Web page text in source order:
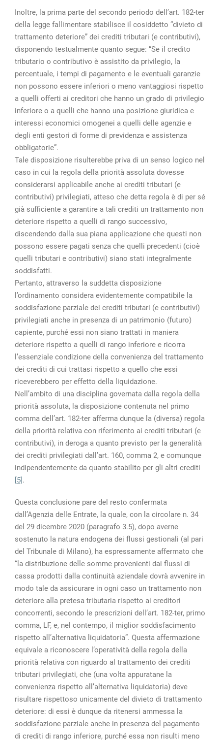
Inoltre, la prima parte del secondo periodo dell’art. 182-ter
della legge fallimentare stabilisce il cosiddetto “divieto di
trattamento deteriore” dei crediti tributari (e contributivi),
disponendo testualmente quanto segue: “Se il credito
tributario o contributivo è assistito da privilegio, la
percentuale, i tempi di pagamento e le eventuali garanzie
non possono essere inferiori o meno vantaggiosi rispetto
a quelli offerti ai creditori che hanno un grado di privilegio
inferiore o a quelli che hanno una posizione giuridica e
interessi economici omogenei a quelli delle agenzie e
degli enti gestori di forme di previdenza e assistenza
obbligatorie”.
Tale disposizione risulterebbe priva di un senso logico nel
caso in cui la regola della priorità assoluta dovesse
considerarsi applicabile anche ai crediti tributari (e
contributivi) privilegiati, atteso che detta regola è di per sé
già sufficiente a garantire a tali crediti un trattamento non
deteriore rispetto a quelli di rango successivo,
discendendo dalla sua piana applicazione che questi non
possono essere pagati senza che quelli precedenti (cioè
quelli tributari e contributivi) siano stati integralmente
soddisfatti.
Pertanto, attraverso la suddetta disposizione
l’ordinamento considera evidentemente compatibile la
soddisfazione parziale dei crediti tributari (e contributivi)
privilegiati anche in presenza di un patrimonio (futuro)
capiente, purché essi non siano trattati in maniera
deteriore rispetto a quelli di rango inferiore e ricorra
l’essenziale condizione della convenienza del trattamento
dei crediti di cui trattasi rispetto a quello che essi
riceverebbero per effetto della liquidazione.
Nell’ambito di una disciplina governata dalla regola della
priorità assoluta, la disposizione contenuta nel primo
comma dell’art. 182-ter afferma dunque la (diversa) regola
della priorità relativa con riferimento ai crediti tributari (e
contributivi), in deroga a quanto previsto per la generalità
dei crediti privilegiati dall’art. 160, comma 2, e comunque
indipendentemente da quanto stabilito per gli altri crediti
[5].
Questa conclusione pare del resto confermata
dall’Agenzia delle Entrate, la quale, con la circolare n. 34
del 29 dicembre 2020 (paragrafo 3.5), dopo averne
sostenuto la natura endogena dei flussi gestionali (al pari
del Tribunale di Milano), ha espressamente affermato che
“la distribuzione delle somme provenienti dai flussi di
cassa prodotti dalla continuità aziendale dovrà avvenire in
modo tale da assicurare in ogni caso un trattamento non
deteriore alla pretesa tributaria rispetto ai creditori
concorrenti, secondo le prescrizioni dell’art. 182-ter, primo
comma, LF, e, nel contempo, il miglior soddisfacimento
rispetto all’alternativa liquidatoria”. Questa affermazione
equivale a riconoscere l’operatività della regola della
priorità relativa con riguardo al trattamento dei crediti
tributari privilegiati, che (una volta appuratane la
convenienza rispetto all’alternativa liquidatoria) deve
risultare rispettoso unicamente del divieto di trattamento
deteriore: di essi è dunque da ritenersi ammessa la
soddisfazione parziale anche in presenza del pagamento
di crediti di rango inferiore, purché essa non risulti meno